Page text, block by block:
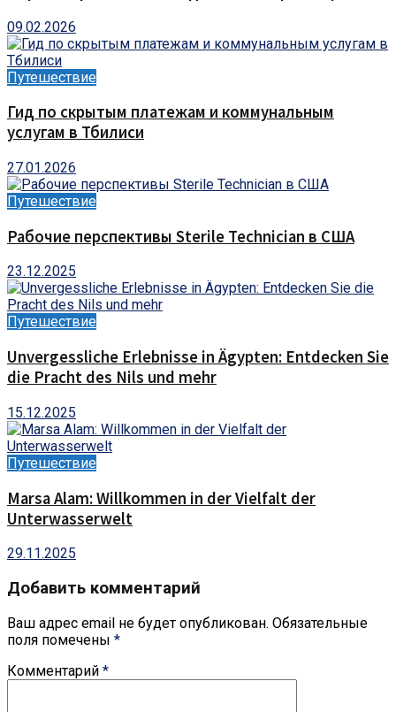
09.02.2026
Путешествие
Гид по скрытым платежам и коммунальным
услугам в Тбилиси
27.01.2026
Путешествие
Рабочие перспективы Sterile Technician в США
23.12.2025
Путешествие
Unvergessliche Erlebnisse in Ägypten: Entdecken Sie
die Pracht des Nils und mehr
15.12.2025
Путешествие
Marsa Alam: Willkommen in der Vielfalt der
Unterwasserwelt
29.11.2025
Добавить комментарий
Ваш адрес email не будет опубликован. Обязательные
поля помечены *
Комментарий *